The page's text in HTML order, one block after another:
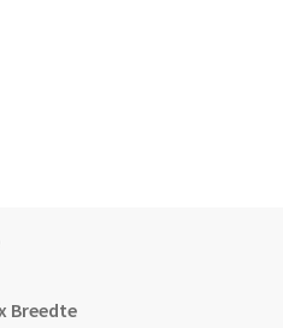
Breedte